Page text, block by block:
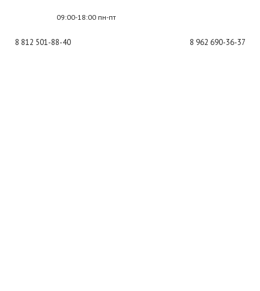
09:00-18:00 пн-пт
8 812 501-88-40 8 962 690-36-37